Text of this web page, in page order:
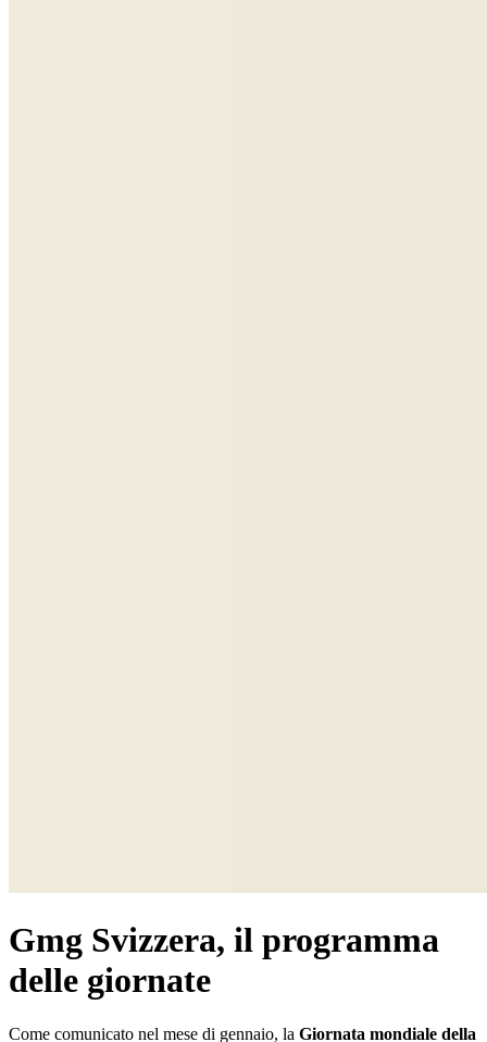
Gmg Svizzera, il programma
delle giornate
Come comunicato nel mese di gennaio, la Giornata mondiale della